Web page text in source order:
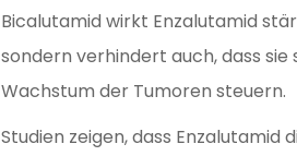
Bicalutamid wirkt Enzalutamid
sondern verhindert auch, dass
Wachstum der Tumoren steuern.
Studien zeigen, dass